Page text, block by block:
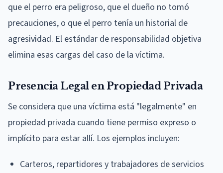
que el perro era peligroso, que el dueño no tomó
precauciones, o que el perro tenía un historial de
agresividad. El estándar de responsabilidad objetiva
elimina esas cargas del caso de la víctima.
Presencia Legal en Propiedad Privada
Se considera que una víctima está "legalmente" en
propiedad privada cuando tiene permiso expreso o
implícito para estar allí. Los ejemplos incluyen:
Carteros, repartidores y trabajadores de servicios